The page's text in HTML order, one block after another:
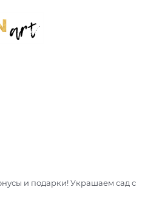
и подарки! Украшаем сад с